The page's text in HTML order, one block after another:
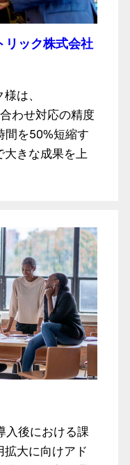
リック株式会社
は、
わせ対応の精度
間を50%短縮す
大きな成果を上
入後における課
拡大に向けアド